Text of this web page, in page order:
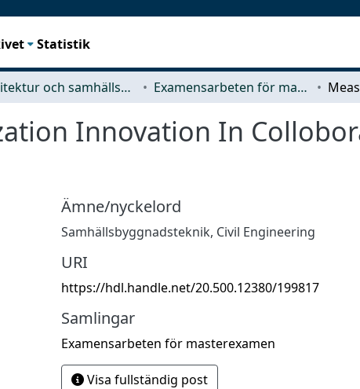
Statistik
Arkitektur och samhällsbyggnadsteknik (ACE) Examensarbeten för masterexamen
Innovation In
Ämne/nyckelord
Samhällsbyggnadsteknik, Civil Engineering
URI
https://hdl.handle.net/20.500.12380/199817
Samlingar
Examensarbeten för masterexamen
Visa fullständig post